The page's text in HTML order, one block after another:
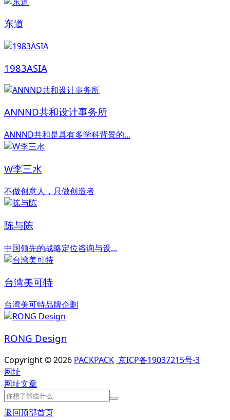
东道
1983ASIA
ANNND共和设计事务所
ANNND共和是具有多学科背景的...
W李三水
不做创意人，只做创造者
陈与陈
中国领先的战略定位咨询与设...
台湾美可特
台湾美可特品牌企劃
RONG Design
Copyright © 2026 PACKPACK 京ICP备19037215号-3
网址
网址文章
返回顶部首页